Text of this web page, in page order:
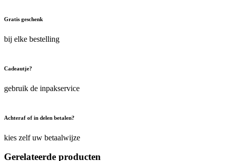
Gratis geschenk
bij elke bestelling
Cadeautje?
gebruik de inpakservice
Achteraf of in delen betalen?
kies zelf uw betaalwijze
Gerelateerde producten